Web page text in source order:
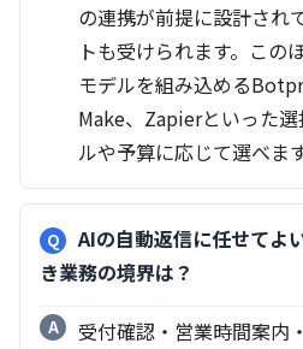
の連携が前提に設計され
トも受けられます。この
モデルを組み込める
Make、Zapierといった
ルや予算に応じて選べます
AIの自動返信に任せてよ
き業務の境界は？
受付確認・営業時間案内